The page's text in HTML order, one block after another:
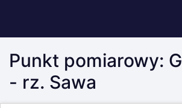
Punkt pomiarowy:
- rz. Sawa